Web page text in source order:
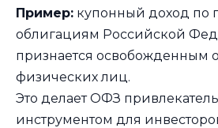
Пример: купонный доход по
облигациям Российской
признается освобожденным
физических лиц.
Это делает ОФЗ
инструментом для